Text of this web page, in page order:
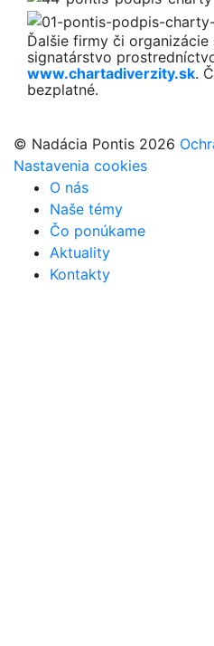
Ďalšie firmy či
signatárstvo
www.chartadiverzity.sk.
bezplatné.
© Nadácia Pontis 2026
Nastavenia cookies
O nás
Naše témy
Čo ponúkame
Aktuality
Kontakty